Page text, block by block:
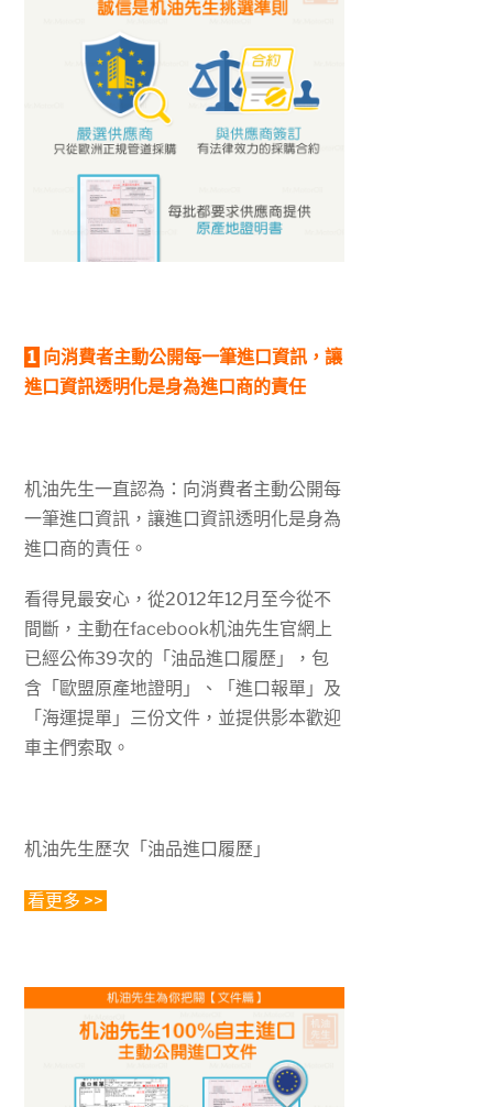
1 向消費者主動公開每一筆進口資訊，讓
進口資訊透明化是身為進口商的責任
机油先生一直認為：向消費者主動公開每
一筆進口資訊，讓進口資訊透明化是身為
進口商的責任。
看得見最安心，從2012年12月至今從不
間斷，主動在facebook机油先生官網上
已經公佈39次的「油品進口履歷」，包
含「歐盟原產地證明」、「進口報單」及
「海運提單」三份文件，並提供影本歡迎
車主們索取。
机油先生歷次「油品進口履歷」
看更多 >>